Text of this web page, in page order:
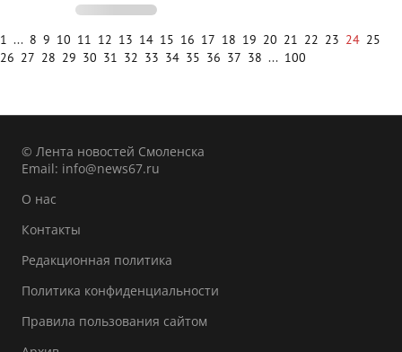
1 ... 8 9 10 11 12 13 14 15 16 17 18 19 20 21 22 23 24 25
26 27 28 29 30 31 32 33 34 35 36 37 38 ... 100
© Лента новостей Смоленска
Email: info@news67.ru
О нас
Контакты
Редакционная политика
Политика конфиденциальности
Правила пользования сайтом